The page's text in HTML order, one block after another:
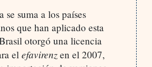
suma a los países
que han aplicado esta
otorgó una licencia
el efavirenz en el 2007,